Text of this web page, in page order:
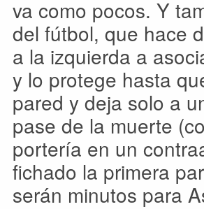
va como pocos. Y
del fútbol, que hace
a la izquierda a
y lo protege hasta
pared y deja solo a
pase de la muerte
portería en un
fichado la primera
serán minutos para